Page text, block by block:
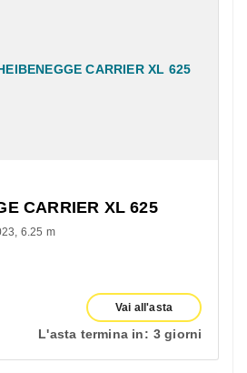
CARRIER XL 625
6.25 m
Vai all'asta
L'asta termina in: 3 giorni